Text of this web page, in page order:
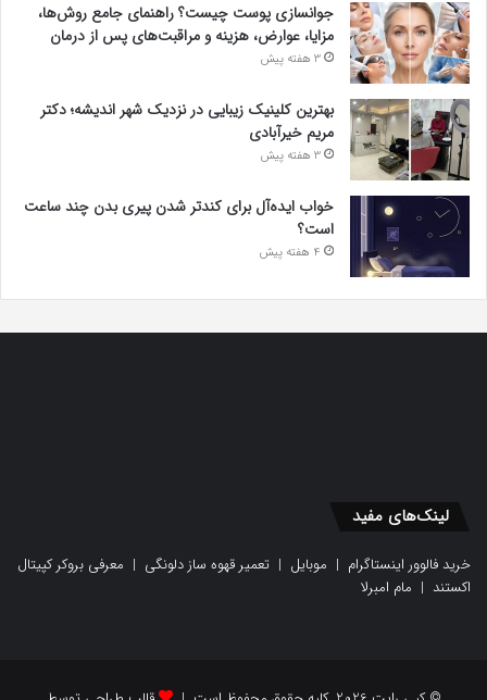
جوانسازی پوست چیست؟ راهنمای جامع روش‌ها،
مزایا، عوارض، هزینه و مراقبت‌های پس از درمان
3 هفته پیش
بهترین کلینیک زیبایی در نزدیک شهر اندیشه؛ دکتر
مریم خیرآبادی
3 هفته پیش
خواب ایده‌آل برای کندتر شدن پیری بدن چند ساعت
است؟
4 هفته پیش
لینک‌های مفید
خرید فالوور اینستاگرام | موبایل | تعمیر قهوه ساز دلونگی | معرفی بروکر کپیتال
اکستند | مام امبرلا